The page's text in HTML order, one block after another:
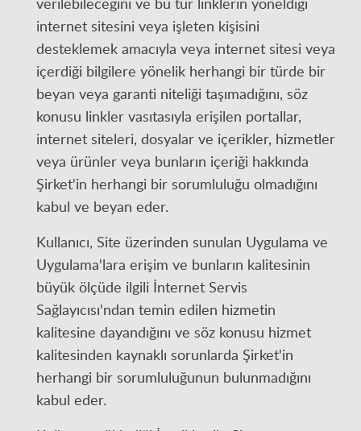
internet sitesini veya işleten kişisini
desteklemek amacıyla veya internet sitesi veya
içerdiği bilgilere yönelik herhangi bir türde bir
beyan veya garanti niteliği taşımadığını, söz
konusu linkler vasıtasıyla erişilen portallar,
internet siteleri, dosyalar ve içerikler, hizmetler
veya ürünler veya bunların içeriği hakkında
Şirket'in herhangi bir sorumluluğu olmadığını
kabul ve beyan eder.
Kullanıcı, Site üzerinden sunulan Uygulama ve
Uygulama'lara erişim ve bunların kalitesinin
büyük ölçüde ilgili İnternet Servis
Sağlayıcısı'ndan temin edilen hizmetin
kalitesine dayandığını ve söz konusu hizmet
kalitesinden kaynaklı sorunlarda Şirket'in
herhangi bir sorumluluğunun bulunmadığını
kabul eder.